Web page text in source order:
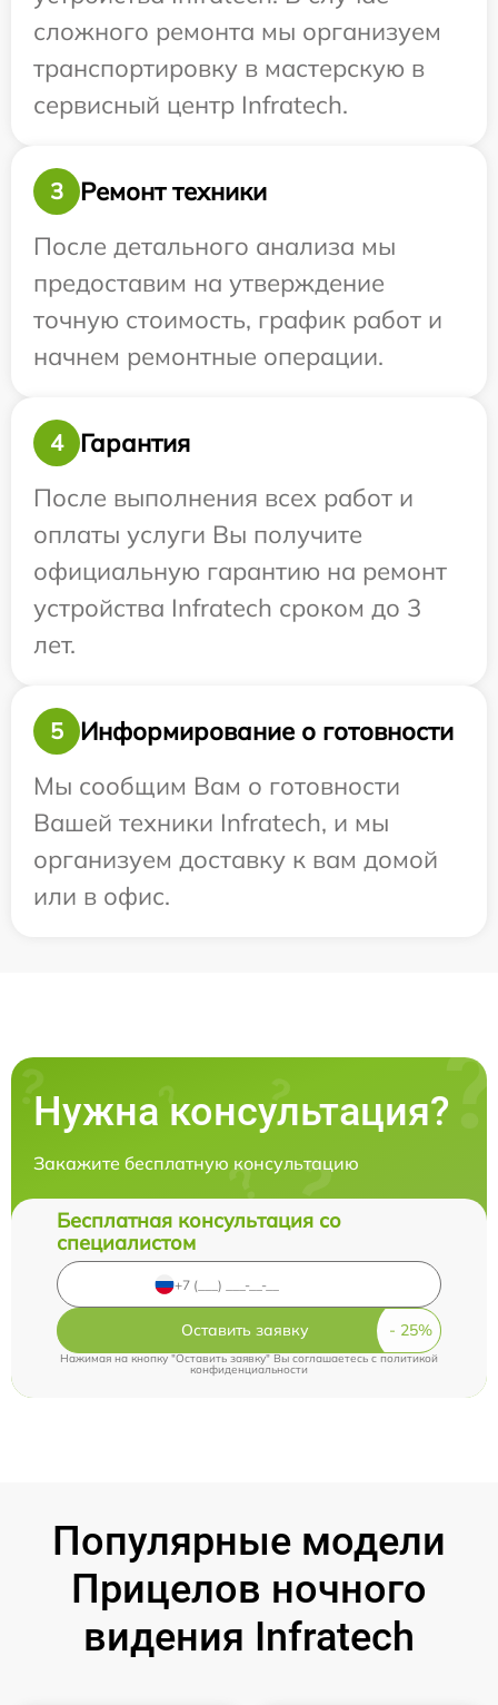
сложного ремонта мы организуем
транспортировку в мастерскую в
сервисный центр Infratech.
3
Ремонт техники
После детального анализа мы
предоставим на утверждение
точную стоимость, график работ и
начнем ремонтные операции.
4
Гарантия
После выполнения всех работ и
оплаты услуги Вы получите
официальную гарантию на ремонт
устройства Infratech сроком до 3
лет.
5
Информирование о готовности
Мы сообщим Вам о готовности
Вашей техники Infratech, и мы
организуем доставку к вам домой
или в офис.
Нужна консультация?
Закажите бесплатную консультацию
Бесплатная консультация со
специалистом
Оставить заявку
Нажимая на кнопку "Оставить заявку" Вы соглашаетесь cполитикой
конфиденциальности
Популярные модели
Прицелов ночного
видения Infratech